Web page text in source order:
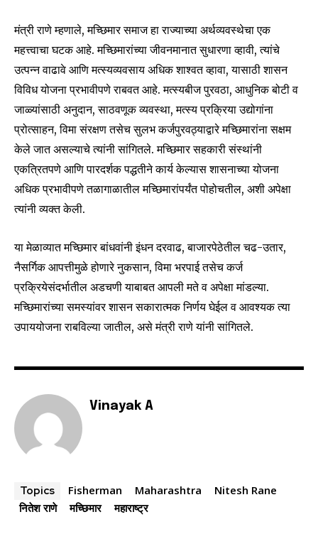
Join our community of
SUBSCRIBERS and be part of the
conversation.
your privacy and won't spam your inbox. Your information is
safe with us.
I've read and accept the
मंत्री राणे म्हणाले, मच्छिमार समाज हा राज्याच्या अर्थव्यवस्थेचा एक
महत्त्वाचा घटक आहे. मच्छिमारांच्या जीवनमानात सुधारणा व्हावी, त्यांचे
उत्पन्न वाढावे आणि मत्स्यव्यवसाय अधिक शाश्वत व्हावा, यासाठी शासन
विविध योजना प्रभावीपणे राबवत आहे. मत्स्यबीज पुरवठा, आधुनिक बोटी व
जाळ्यांसाठी अनुदान, साठवणूक व्यवस्था, मत्स्य प्रक्रिया उद्योगांना
प्रोत्साहन, विमा संरक्षण तसेच सुलभ कर्जपुरवठ्याद्वारे मच्छिमारांना सक्षम
केले जात असल्याचे त्यांनी सांगितले. मच्छिमार सहकारी संस्थांनी
एकत्रितपणे आणि पारदर्शक पद्धतीने कार्य केल्यास शासनाच्या योजना
अधिक प्रभावीपणे तळागाळातील मच्छिमारांपर्यंत पोहोचतील, अशी अपेक्षा
त्यांनी व्यक्त केली.
या मेळाव्यात मच्छिमार बांधवांनी इंधन दरवाढ, बाजारपेठेतील चढ-उतार,
नैसर्गिक आपत्तीमुळे होणारे नुकसान, विमा भरपाई तसेच कर्ज
प्रक्रियेसंदर्भातील अडचणी याबाबत आपली मते व अपेक्षा मांडल्या.
मच्छिमारांच्या समस्यांवर शासन सकारात्मक निर्णय घेईल व आवश्यक त्या
उपाययोजना राबविल्या जातील, असे मंत्री राणे यांनी सांगितले.
Vinayak A
Topics Fisherman Maharashtra
Nitesh Rane
नितेश राणे
मच्छिमार महाराष्ट्र